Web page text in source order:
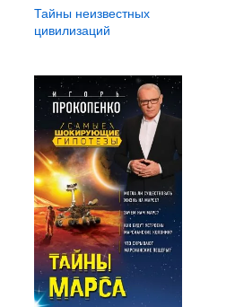
Тайны неизвестных
цивилизаций